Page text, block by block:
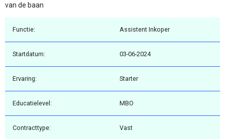
van de baan
Functie: Assistent Inkoper
Startdatum: 03-06-2024
Ervaring: Starter
Educatielevel: MBO
Contracttype: Vast